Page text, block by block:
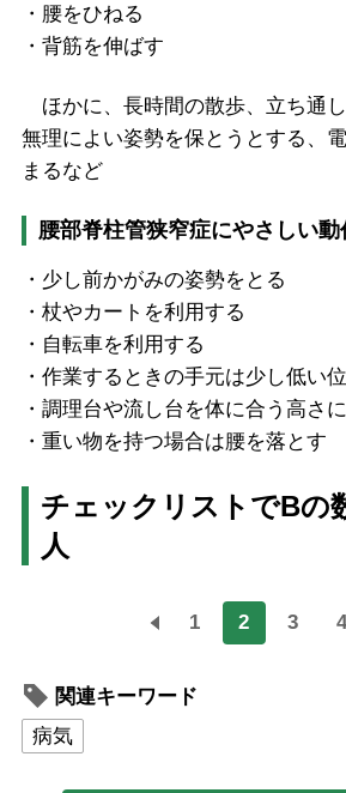
・腰をひねる
・背筋を伸ばす
ほかに、長時間の散歩、立ち通し
無理によい姿勢を保とうとする、
まるなど
腰部脊柱管狭窄症にやさしい動
・少し前かがみの姿勢をとる
・杖やカートを利用する
・自転車を利用する
・作業するときの手元は少し低い
・調理台や流し台を体に合う高さ
・重い物を持つ場合は腰を落とす
チェックリストでBの
人
1 2 3 4
関連キーワード
病気